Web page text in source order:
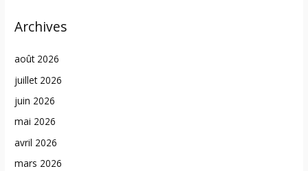
Archives
août 2026
juillet 2026
juin 2026
mai 2026
avril 2026
mars 2026